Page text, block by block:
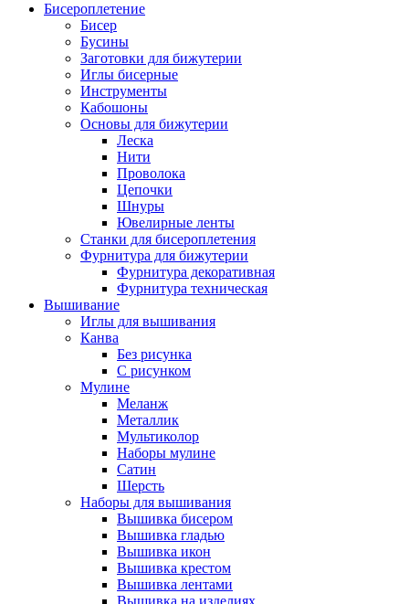
Бисероплетение
Бисер
Бусины
Заготовки для бижутерии
Иглы бисерные
Инструменты
Кабошоны
Основы для бижутерии
Леска
Нити
Проволока
Цепочки
Шнуры
Ювелирные ленты
Станки для бисероплетения
Фурнитура для бижутерии
Фурнитура декоративная
Фурнитура техническая
Вышивание
Иглы для вышивания
Канва
Без рисунка
С рисунком
Мулине
Меланж
Металлик
Мультиколор
Наборы мулине
Сатин
Шерсть
Наборы для вышивания
Вышивка бисером
Вышивка гладью
Вышивка икон
Вышивка крестом
Вышивка лентами
Вышивка на изделиях